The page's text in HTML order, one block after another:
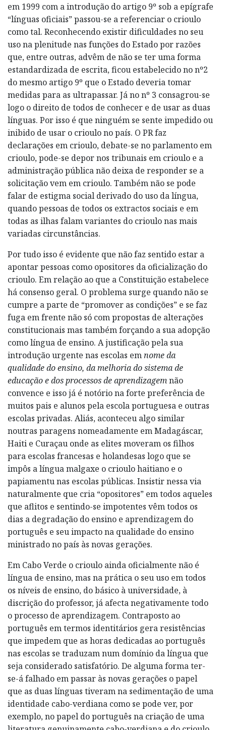
em 1999 com a introdução do artigo 9º sob a epígrafe
“línguas oficiais” passou-se a referenciar o crioulo
como tal. Reconhecendo existir dificuldades no seu
uso na plenitude nas funções do Estado por razões
que, entre outras, advêm de não se ter uma forma
estandardizada de escrita, ficou estabelecido no nº2
do mesmo artigo 9º que o Estado deveria tomar
medidas para as ultrapassar. Já no nº 3 consagrou-se
logo o direito de todos de conhecer e de usar as duas
línguas. Por isso é que ninguém se sente impedido ou
inibido de usar o crioulo no país. O PR faz
declarações em crioulo, debate-se no parlamento em
crioulo, pode-se depor nos tribunais em crioulo e a
administração pública não deixa de responder se a
solicitação vem em crioulo. Também não se pode
falar de estigma social derivado do uso da língua,
quando pessoas de todos os extractos sociais e em
todas as ilhas falam variantes do crioulo nas mais
variadas circunstâncias.
Por tudo isso é evidente que não faz sentido estar a
apontar pessoas como opositores da oficialização do
crioulo. Em relação ao que a Constituição estabelece
há consenso geral. O problema surge quando não se
cumpre a parte de “promover as condições” e se faz
fuga em frente não só com propostas de alterações
constitucionais mas também forçando a sua adopção
como língua de ensino. A justificação pela sua
introdução urgente nas escolas emnome da
qualidade do ensino, da melhoria do sistema de
educação e dos processos de aprendizagemnão
convence e isso já é notório na forte preferência de
muitos pais e alunos pela escola portuguesa e outras
escolas privadas. Aliás, aconteceu algo similar
noutras paragens nomeadamente em Madagáscar,
Haiti e Curaçau onde as elites moveram os filhos
para escolas francesas e holandesas logo que se
impôs a língua malgaxe o crioulo haitiano e o
papiamentu nas escolas públicas. Insistir nessa via
naturalmente que cria “opositores” em todos aqueles
que aflitos e sentindo-se impotentes vêm todos os
dias a degradação do ensino e aprendizagem do
português e seu impacto na qualidade do ensino
ministrado no país às novas gerações.
Em Cabo Verde o crioulo ainda oficialmente não é
língua de ensino, mas na prática o seu uso em todos
os níveis de ensino, do básico à universidade, à
discrição do professor, já afecta negativamente todo
o processo de aprendizagem. Contraposto ao
português em termos identitários gera resistências
que impedem que as horas dedicadas ao português
nas escolas se traduzam num domínio da língua que
seja considerado satisfatório. De alguma forma ter-
se-á falhado em passar às novas gerações o papel
que as duas línguas tiveram na sedimentação de uma
identidade cabo-verdiana como se pode ver, por
exemplo, no papel do português na criação de uma